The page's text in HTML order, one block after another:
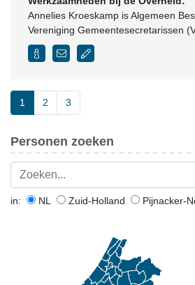
Annelies Kroeskamp is Algemeen
Vereniging Gemeentesecretarissen
1 2 3
Personen zoeken
in: NL Zuid-Holland Pijnacker-